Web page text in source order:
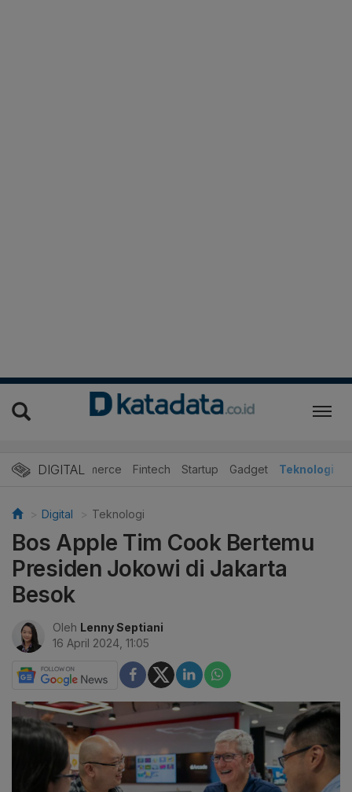
DIGITAL
E-Commerce Fintech Startup Gadget Teknologi
Digital Teknologi
Bos Apple Tim Cook Bertemu
Presiden Jokowi di Jakarta
Besok
Oleh Lenny Septiani
16 April 2024, 11:05